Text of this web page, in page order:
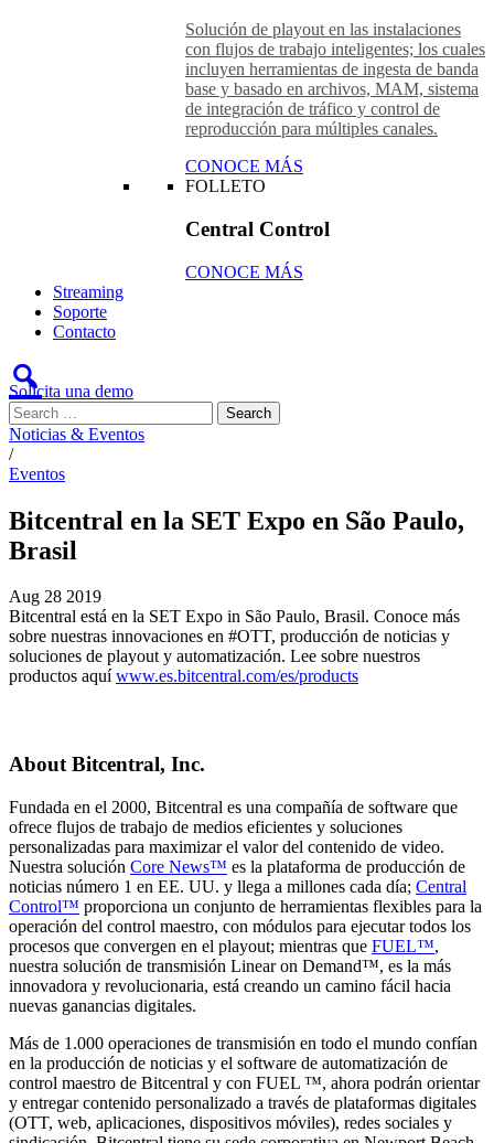
Solución de playout en las instalaciones
con flujos de trabajo inteligentes; los cuales
incluyen herramientas de ingesta de banda
base y basado en archivos, MAM, sistema
de integración de tráfico y control de
reproducción para múltiples canales.
CONOCE MÁS
FOLLETO
Central Control
CONOCE MÁS
Streaming
Soporte
Contacto
Solicita una demo
Noticias & Eventos
/
Eventos
Bitcentral en la SET Expo en São Paulo,
Brasil
Aug 28 2019
Bitcentral está en la SET Expo in São Paulo, Brasil. Conoce más
sobre nuestras innovaciones en #OTT, producción de noticias y
soluciones de playout y automatización. Lee sobre nuestros
productos aquíwww.es.bitcentral.com/es/products
About Bitcentral, Inc.
Fundada en el 2000, Bitcentral es una compañía de software que
ofrece flujos de trabajo de medios eficientes y soluciones
personalizadas para maximizar el valor del contenido de video.
Nuestra solución Core News™ es la plataforma de producción de
noticias número 1 en EE. UU. y llega a millones cada día; Central
Control™ proporciona un conjunto de herramientas flexibles para la
operación del control maestro, con módulos para ejecutar todos los
procesos que convergen en el playout; mientras que FUEL™,
nuestra solución de transmisión Linear on Demand™, es la más
innovadora y revolucionaria, está creando un camino fácil hacia
nuevas ganancias digitales.
Más de 1.000 operaciones de transmisión en todo el mundo confían
en la producción de noticias y el software de automatización de
control maestro de Bitcentral y con FUEL ™, ahora podrán orientar
y entregar contenido personalizado a través de plataformas digitales
(OTT, web, aplicaciones, dispositivos móviles), redes sociales y